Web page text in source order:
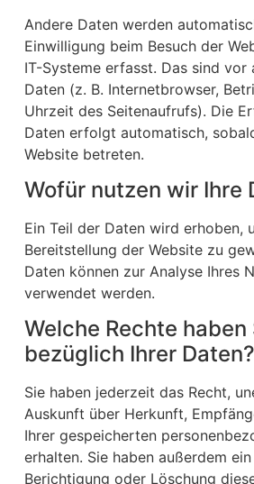
Andere Daten werden
Einwilligung beim Besuch der
IT-Systeme erfasst. Das sind vor
Daten (z. B. Internetbrowser,
Uhrzeit des Seitenaufrufs). Die
Daten erfolgt automatisch,
Website betreten.
Wofür nutzen wir Ihre
Ein Teil der Daten wird erhoben,
Bereitstellung der Website zu
Daten können zur Analyse Ihres
verwendet werden.
Welche Rechte haben
bezüglich Ihrer Daten?
Sie haben jederzeit das Recht,
Auskunft über Herkunft,
Ihrer gespeicherten
erhalten. Sie haben außerdem
Berichtigung oder Löschung